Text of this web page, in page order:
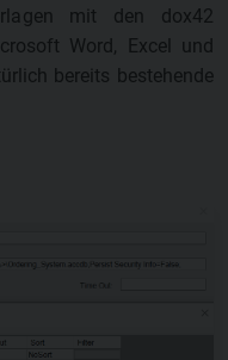
mit den dox42
Word, Excel und
bereits bestehende